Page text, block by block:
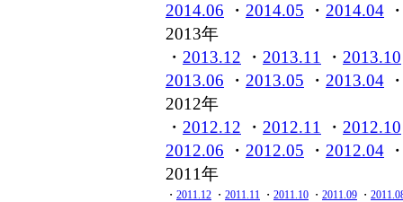
2014.06 ・ 2014.05 ・ 2014.04
2013年
・ 2013.12 ・ 2013.11 ・ 2013.10
2013.06 ・ 2013.05 ・ 2013.04
2012年
・ 2012.12 ・ 2012.11 ・ 2012.10
2012.06 ・ 2012.05 ・ 2012.04
2011年
・ 2011.12 ・ 2011.11 ・ 2011.10 ・ 2011.09 ・